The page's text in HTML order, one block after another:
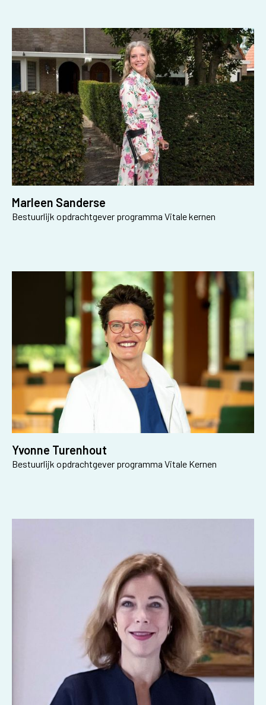
Marleen Sanderse
Bestuurlijk opdrachtgever programma Vitale kernen
Yvonne Turenhout
Bestuurlijk opdrachtgever programma Vitale Kernen